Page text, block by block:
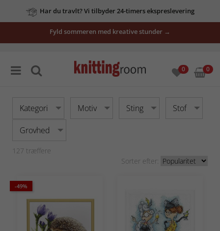
her
Fyld sommeren med kreative stunder →
0 0
Kategori Motiv Sting Stof
Grovhed
127 træffere
Sorter efter:
-49%